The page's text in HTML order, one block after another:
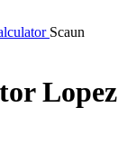
Scaun
Lopez